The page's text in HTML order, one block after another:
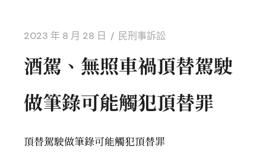
2023 年 8 月 28 日 民刑事訴訟
酒駕、無照車禍頂替駕駛
做筆錄可能觸犯頂替罪
頂替駕駛做筆錄可能觸犯頂替罪